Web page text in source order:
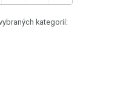
kategorií: